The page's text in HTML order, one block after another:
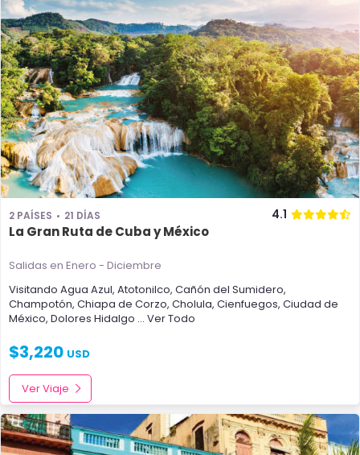
2 PAÍSES 21 DÍAS 4.1
La Gran Ruta de Cuba y México
Salidas en Enero - Diciembre
Visitando Agua Azul, Atotonilco, Cañón del Sumidero,
Champotón, Chiapa de Corzo, Cholula, Cienfuegos, Ciudad de
México, Dolores Hidalgo ... Ver Todo
$3,220 USD
Ver Viaje